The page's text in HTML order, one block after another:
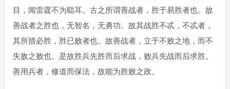
目，闻雷霆不为聪耳。古之所谓善战者，胜于易胜者也。故
善战者之胜也，无智名，无勇功。故其战胜不忒，不忒者，
其所措必胜，胜已败者也。故善战者，立于不败之地，而不
失敌之败也。是故胜兵先胜而后求战，败兵先战而后求胜。
善用兵者，修道而保法，故能为胜败之政。